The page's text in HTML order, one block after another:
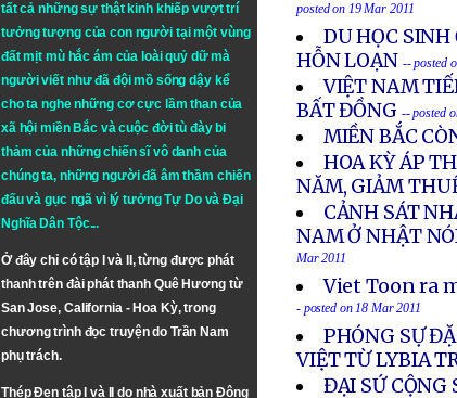
tất cả những sự thật kinh khiếp vượt trí
tưởng tượng của con người tại một vùng
đất mịt mù hắc ám của loài quỷ dữ mà
người viết như đã đội mồ sống dậy kể
cho ta nghe những cơ cực lầm than của
xã hội miền Bắc và cuộc đời tù đày bi
thảm của những chiến sĩ vô danh của
chúng ta, những người đã âm thầm chiến
đấu và gục ngã vì lý tưởngTự DovàĐại
Nghĩa Dân Tộc...
Ở đây chỉ có tập I và II, từng được phát
thanh trên đài phát thanh Quê Hương từ
San Jose, California - Hoa Kỳ, trong
chương trình đọc truyện do Trần Nam
phụ trách.
Thép Đen tập I và II do nhà xuất bản Đông
posted on 19 Mar 2011
DU HỌC
HỖN LOẠN -- posted
VIỆT NAM
BẤT ĐỒNG -- posted
MIỀN BẮC
HOA KỲ ÁP
NĂM, GIẢM
CẢNH SÁT
NAM Ở NHẬT
Mar 2011
Viet Toon ra
- posted on 18 Mar 2011
PHÓNG SỰ
VIỆT TỪ LYBIA
ĐẠI SỨ CỘNG